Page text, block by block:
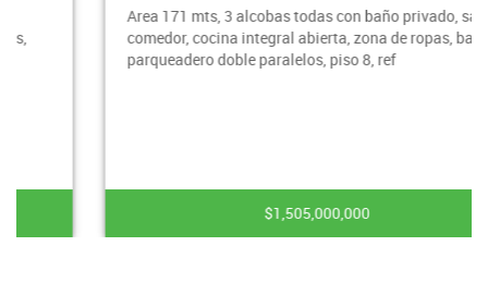
Area 171 mts, 3 alcobas todas con baño privado, sala
comedor, cocina integral abierta, zona de ropas, balcon,
parqueadero doble paralelos, piso 8, ref
$1,505,000,000